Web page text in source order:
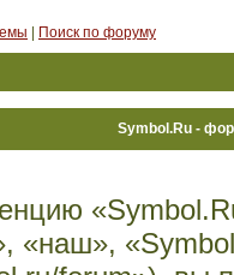
Поиск по форуму
Symbol.Ru -